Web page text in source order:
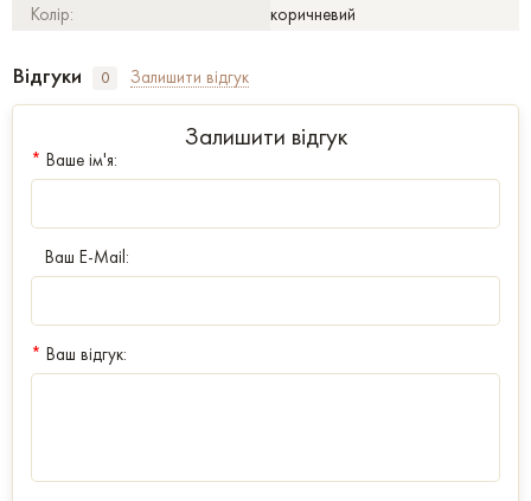
Колір:
коричневий
Відгуки 0 Залишити відгук
Залишити відгук
* Ваше ім'я:
Ваш E-Mail:
* Ваш відгук: